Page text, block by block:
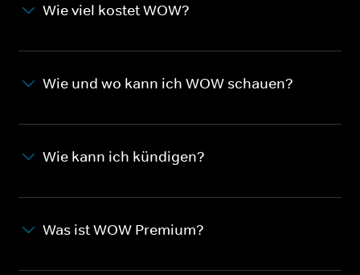
Wie viel kostet WOW?
Wie und wo kann ich WOW schauen?
Wie kann ich kündigen?
Was ist WOW Premium?